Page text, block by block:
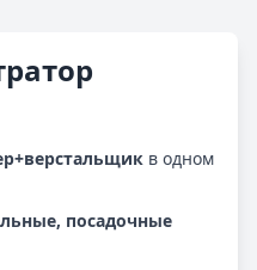
в одном
посадочные